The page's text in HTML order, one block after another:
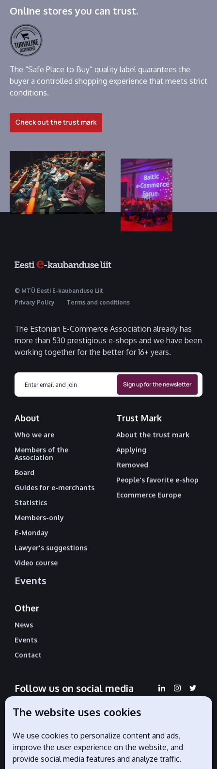
Online stores you can trust.
The “Safe Place to Buy” quality label guarantees the
buyer a controlled shopping experience that meets strict
conditions.
Check out the trust mark
© MTÜ Eesti E-kaubanduse Liit
Privacy Policy
Terms and conditions
The Estonian E-Commerce Association already has
more than 530 prestigious e-shops and we have been
working together for the better for 16+ years.
About
Who we are
Members of the
Association
Board
Guides for e-merchants
Statistics
Members-only
E-Monday
Lawyer's suggestions
Video course
Events
Trust Mark
About the trust mark
Applying
Removed
People's favorite e-shop
Ecommerce Europe
Other
News
Events
Contact
Follow us on social media
Official partners
The website uses cookies
We use cookies to personalize content and ads,
improve the user experience on the website, and
provide social media features and analyze traffic.